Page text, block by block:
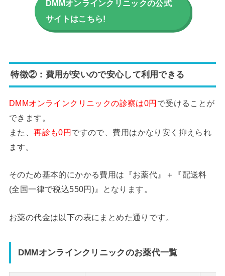
DMMオンラインクリニックの公式
サイトはこちら!
特徴②：費用が安いので安心して利用できる
DMMオンラインクリニックの診察は0円で受けることが
できます。
また、再診も0円ですので、費用はかなり安く抑えられ
ます。
そのため基本的にかかる費用は『お薬代』＋『配送料
(全国一律で税込550円)』となります。
お薬の代金は以下の表にまとめた通りです。
DMMオンラインクリニックのお薬代一覧